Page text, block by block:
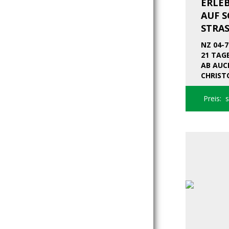
AUF
NZ 04-
21
AB
Preis: